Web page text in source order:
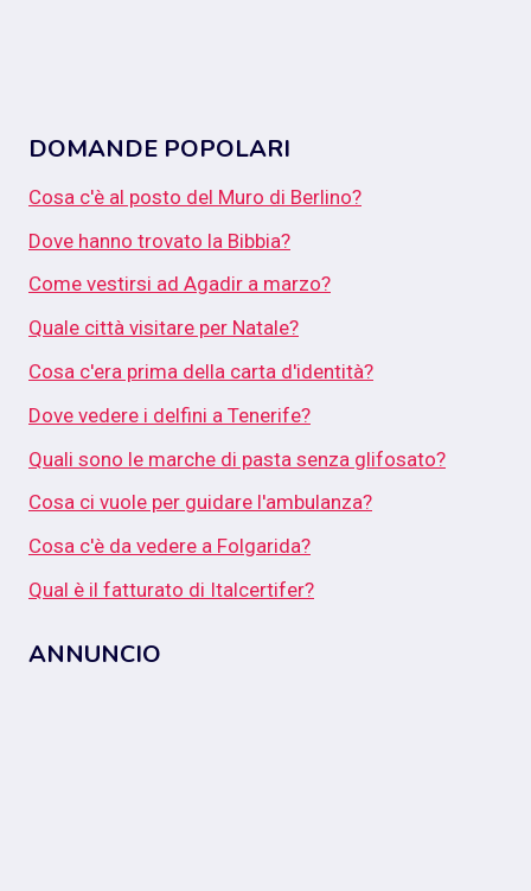
DOMANDE POPOLARI
Cosa c'è al posto del Muro di Berlino?
Dove hanno trovato la Bibbia?
Come vestirsi ad Agadir a marzo?
Quale città visitare per Natale?
Cosa c'era prima della carta d'identità?
Dove vedere i delfini a Tenerife?
Quali sono le marche di pasta senza glifosato?
Cosa ci vuole per guidare l'ambulanza?
Cosa c'è da vedere a Folgarida?
Qual è il fatturato di Italcertifer?
ANNUNCIO